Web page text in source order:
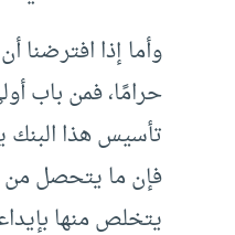
وأما إذا افترضنا
حرامًا، فمن باب
تأسيس هذا البنك
فإن ما يتحصل من
يتخلص منها